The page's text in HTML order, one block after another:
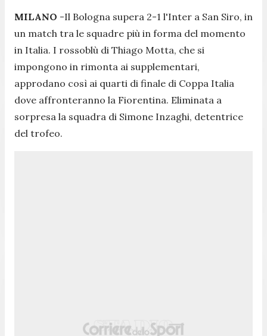
MILANO -Il Bologna supera 2-1 l'Inter a San Siro, in
un match tra le squadre più in forma del momento
in Italia. I rossoblù di Thiago Motta, che si
impongono in rimonta ai supplementari,
approdano così ai quarti di finale di Coppa Italia
dove affronteranno la Fiorentina. Eliminata a
sorpresa la squadra di Simone Inzaghi, detentrice
del trofeo.